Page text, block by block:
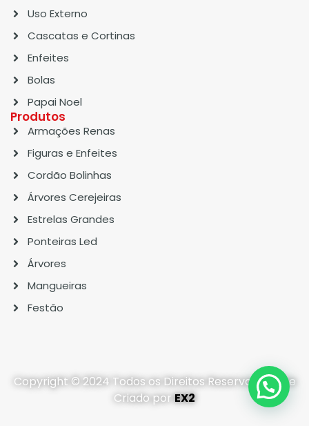
Uso Externo
Cascatas e Cortinas
Enfeites
Bolas
Papai Noel
Produtos
Armações Renas
Figuras e Enfeites
Cordão Bolinhas
Árvores Cerejeiras
Estrelas Grandes
Ponteiras Led
Árvores
Mangueiras
Festão
Copyright © 2024 Todos os Direitos Reservados. Site
Criado porEX2